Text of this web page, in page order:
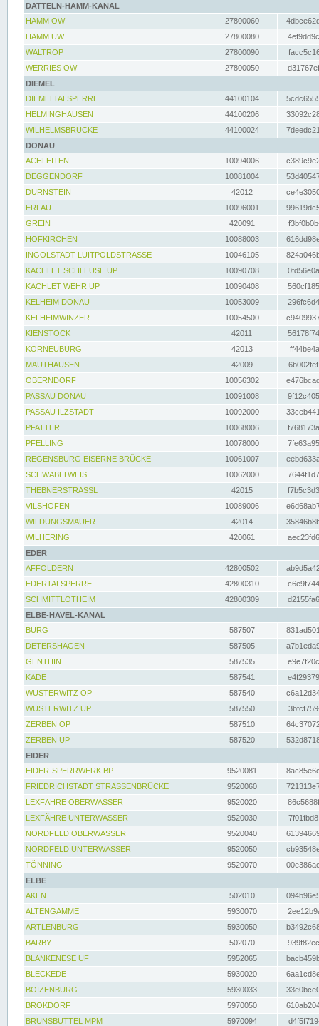
DATTELN-HAMM-KANAL
HAMM OW
27800060
HAMM UW
27800080
WALTROP
27800090
WERRIES OW
27800050
DIEMEL
DIEMELTALSPERRE
44100104
HELMINGHAUSEN
44100206
WILHELMSBRÜCKE
44100024
DONAU
ACHLEITEN
10094006
DEGGENDORF
10081004
DÜRNSTEIN
42012
ERLAU
10096001
GREIN
420091
HOFKIRCHEN
10088003
INGOLSTADT LUITPOLDSTRASSE
10046105
KACHLET SCHLEUSE UP
10090708
KACHLET WEHR UP
10090408
KELHEIM DONAU
10053009
KELHEIMWINZER
10054500
KIENSTOCK
42011
KORNEUBURG
42013
MAUTHAUSEN
42009
OBERNDORF
10056302
PASSAU DONAU
10091008
PASSAU ILZSTADT
10092000
PFATTER
10068006
PFELLING
10078000
REGENSBURG EISERNE BRÜCKE
10061007
SCHWABELWEIS
10062000
THEBNERSTRASSL
42015
VILSHOFEN
10089006
WILDUNGSMAUER
42014
WILHERING
420061
EDER
AFFOLDERN
42800502
EDERTALSPERRE
42800310
SCHMITTLOTHEIM
42800309
ELBE-HAVEL-KANAL
BURG
587507
DETERSHAGEN
587505
GENTHIN
587535
KADE
587541
WUSTERWITZ OP
587540
WUSTERWITZ UP
587550
ZERBEN OP
587510
ZERBEN UP
587520
EIDER
EIDER-SPERRWERK BP
9520081
FRIEDRICHSTADT STRASSENBRÜCKE
9520060
LEXFÄHRE OBERWASSER
9520020
LEXFÄHRE UNTERWASSER
9520030
NORDFELD OBERWASSER
9520040
NORDFELD UNTERWASSER
9520050
TÖNNING
9520070
ELBE
AKEN
502010
ALTENGAMME
5930070
ARTLENBURG
5930050
BARBY
502070
BLANKENESE UF
5952065
BLECKEDE
5930020
BOIZENBURG
5930033
BROKDORF
5970050
BRUNSBÜTTEL MPM
5970094